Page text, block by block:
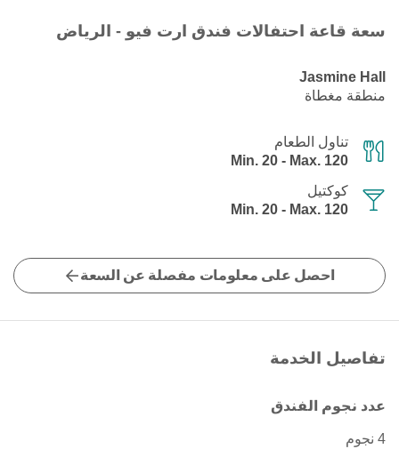
سعة قاعة احتفالات فندق ارت فيو - الرياض
Jasmine Hall
منطقة مغطاة
تناول الطعام
Min. 20 - Max. 120
كوكتيل
Min. 20 - Max. 120
احصل على معلومات مفصلة عن السعة
تفاصيل الخدمة
عدد نجوم الفندق
4 نجوم